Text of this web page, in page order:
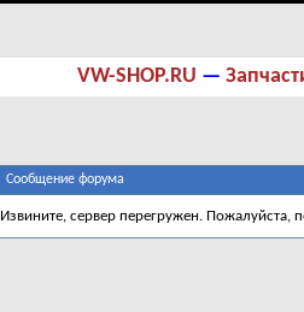
VW-SHOP.RU —
Сообщение форума
Извините, сервер перегружен. Пожалуйста,